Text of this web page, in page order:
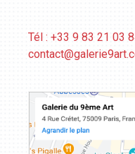
Tél : +33 9 83 21 03